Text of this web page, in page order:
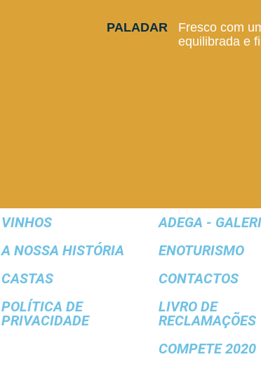
PALADAR
Fresco com
equilibrada e
VINHOS
ADEGA -
A NOSSA HISTÓRIA
ENOTURISMO
CASTAS
CONTACTOS
POLÍTICA DE
PRIVACIDADE
LIVRO DE
RECLAMAÇÕES
COMPETE 2020